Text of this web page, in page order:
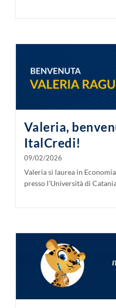
Valeria,
ItalCredi!
09/02/2026
Valeria si laurea in
presso l’Università di